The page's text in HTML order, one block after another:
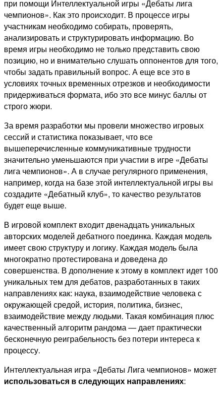
при помощи Интеллектуальной игры «Дебаты лига
чемпионов». Как это происходит. В процессе игры
участникам необходимо собирать, проверять,
анализировать и структурировать информацию. Во
время игры необходимо не только представить свою
позицию, но и внимательно слушать оппонентов для того,
чтобы задать правильный вопрос. А еще все это в
условиях точных временных отрезков и необходимости
придерживаться формата, ибо это все минус баллы от
строго жюри.
За время разработки мы провели множество игровых
сессий и статистика показывает, что все
вышеперечисленные коммуникативные трудности
значительно уменьшаются при участии в игре «Дебаты
лига чемпионов». А в случае регулярного применения,
например, когда на базе этой интеллектуальной игры вы
создадите «Дебатный клуб», то качество результатов
будет еще выше.
В игровой комплект входит двенадцать уникальных
авторских моделей дебатного поединка. Каждая модель
имеет свою структуру и логику. Каждая модель была
многократно протестирована и доведена до
совершенства. В дополнение к этому в комплект идет 100
уникальных тем для дебатов, разработанных в таких
направлениях как: наука, взаимодействие человека с
окружающей средой, история, политика, бизнес,
взаимодействие между людьми. Такая комбинация плюс
качественный алгоритм рандома — дает практически
бесконечную реиграбельность без потери интереса к
процессу.
Интеллектуальная игра «Дебаты Лига чемпионов» может
использоваться в следующих направлениях: